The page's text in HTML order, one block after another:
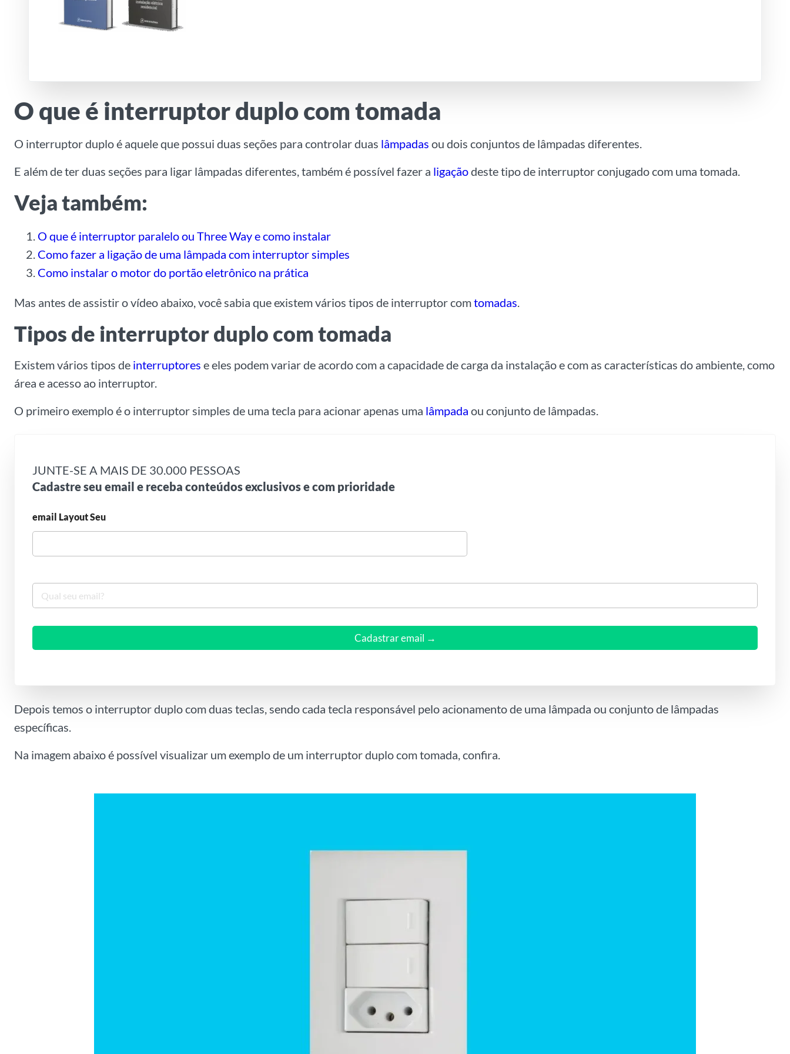
O que é interruptor duplo com tomada
O interruptor duplo é aquele que possui duas seções para controlar duas lâmpadas ou dois conjuntos de lâmpadas diferentes.
E além de ter duas seções para ligar lâmpadas diferentes, também é possível fazer a ligaçãodeste tipo de interruptor conjugado com uma tomada.
Veja também:
O que é interruptor paralelo ou Three Way e como instalar
Como fazer a ligação de uma lâmpada com interruptor simples
Como instalar o motor do portão eletrônico na prática
Mas antes de assistir o vídeo abaixo, você sabia que existem vários tipos de interruptor comtomadas.
Tipos de interruptor duplo com tomada
Existem vários tipos de interruptores e eles podem variar de acordo com a capacidade de carga da instalação e com as características do ambiente, como
área e acesso ao interruptor.
O primeiro exemplo é o interruptor simples de uma tecla para acionar apenas uma lâmpada ou conjunto de lâmpadas.
JUNTE-SE A MAIS DE 30.000 PESSOAS
Cadastre seu email e receba conteúdos exclusivos e com prioridade
email Layout Seu
S
u
Cadastrar email →
Depois temos o interruptor duplo com duas teclas, sendo cada tecla responsável pelo acionamento de uma lâmpada ou conjunto de lâmpadas
específicas.
Na imagem abaixo é possível visualizar um exemplo de um interruptor duplo com tomada, confira.